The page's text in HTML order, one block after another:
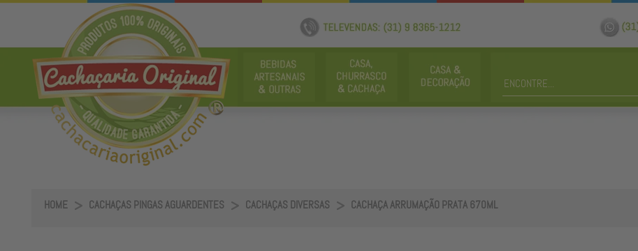
HOME CACHAÇAS PINGAS AGUARDENTES CACHAÇAS DIVERSAS CACHAÇA ARRUMAÇÃO PRATA 670ML